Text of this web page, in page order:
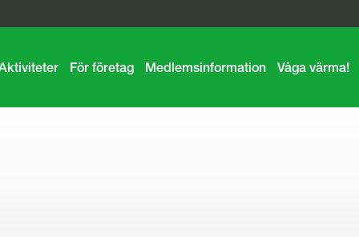
För företag Medlemsinformation Våga värma!